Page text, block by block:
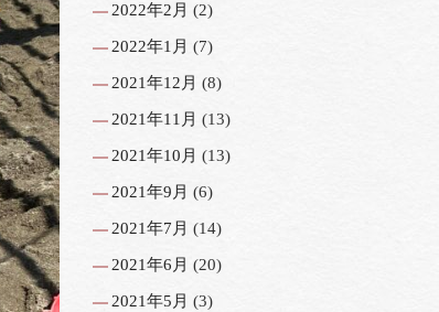
2022年2月 (2)
2022年1月 (7)
2021年12月 (8)
2021年11月 (13)
2021年10月 (13)
2021年9月 (6)
2021年7月 (14)
2021年6月 (20)
2021年5月 (3)